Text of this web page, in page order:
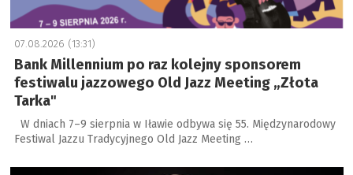
07.08.2026 (13:31)
Bank Millennium po raz kolejny sponsorem
festiwalu jazzowego Old Jazz Meeting „Złota
Tarka"
W dniach 7–9 sierpnia w Iławie odbywa się 55. Międzynarodowy
Festiwal Jazzu Tradycyjnego Old Jazz Meeting …
a